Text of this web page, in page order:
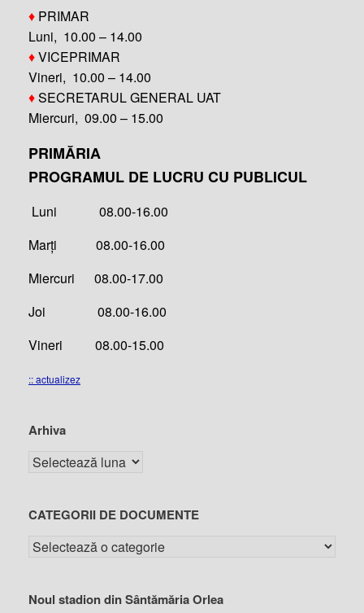
♦ PRIMAR
Luni, 10.00 – 14.00
♦VICEPRIMAR
Vineri, 10.00 – 14.00
♦SECRETARUL GENERAL UAT
Miercuri, 09.00 – 15.00
PRIMĂRIA
PROGRAMUL DE LUCRU CU PUBLICUL
Luni 08.00-16.00
Marți 08.00-16.00
Miercuri 08.00-17.00
Joi 08.00-16.00
Vineri 08.00-15.00
:: actualizez
Arhiva
CATEGORII DE DOCUMENTE
Noul stadion din Sântămăria Orlea